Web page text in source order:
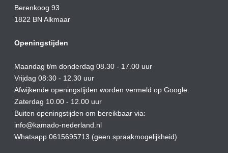
Berenkoog 93
1822 BN Alkmaar
Openingstijden
Maandag t/m donderdag 08.30 - 17.00 uur
Vrijdag 08:30 - 12.30 uur
Afwijkende openingstijden worden vermeld op Google.
Zaterdag 10.00 - 12.00 uur
Buiten openingstijden om bereikbaar via:
info@kamado-nederland.nl
Whatsapp 0615695713 (geen spraakmogelijkheid)